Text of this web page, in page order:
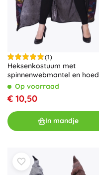
(1)
Heksenkostuum met
spinnenwebmantel en hoed
voor volwassenen
Op voorraad
€ 10,50
In mandje